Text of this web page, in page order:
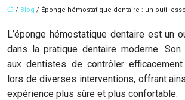
/ Blog / Éponge hémostatique dentaire : un outil
L’éponge hémostatique dentaire est un
dans la pratique dentaire moderne.
aux dentistes de contrôler
lors de diverses interventions, offrant
expérience plus sûre et plus confortable.